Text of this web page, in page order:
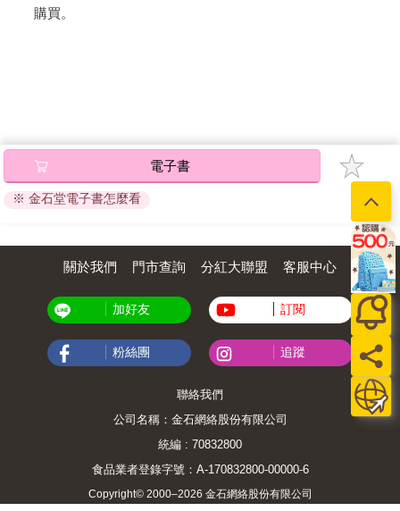
購買。
關於我們 門市查詢 分紅大聯盟 客服中心
加好友 訂閱
粉絲團 追蹤
聯絡我們
公司名稱：金石網絡股份有限公司
統編 : 70832800
食品業者登錄字號：A-170832800-00000-6
Copyright© 2000–2026 金石網絡股份有限公司